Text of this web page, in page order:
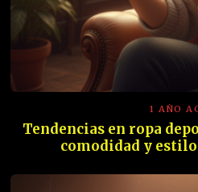
1 AÑO
Tendencias en ropa
comodidad y